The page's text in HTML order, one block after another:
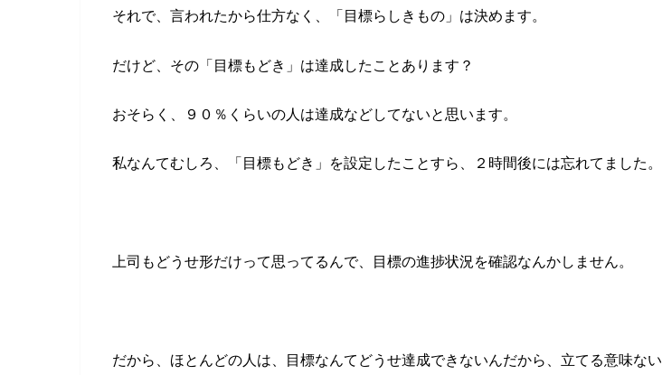
それで、言われたから仕方なく、「目標らしきもの」は決めます。
だけど、その「目標もどき」は達成したことあります？
おそらく、９０％くらいの人は達成などしてないと思います。
私なんてむしろ、「目標もどき」を設定したことすら、２時間後には忘れてました。
上司もどうせ形だけって思ってるんで、目標の進捗状況を確認なんかしません。
だから、ほとんどの人は、目標なんてどうせ達成できないんだから、立てる意味ない